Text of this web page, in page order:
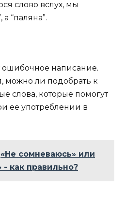
слово вслух, мы
“паляна”.
ошибочное написание.
можно ли подобрать к
слова, которые помогут
ее употреблении в
«Не сомневаюсь» или
- как правильно?